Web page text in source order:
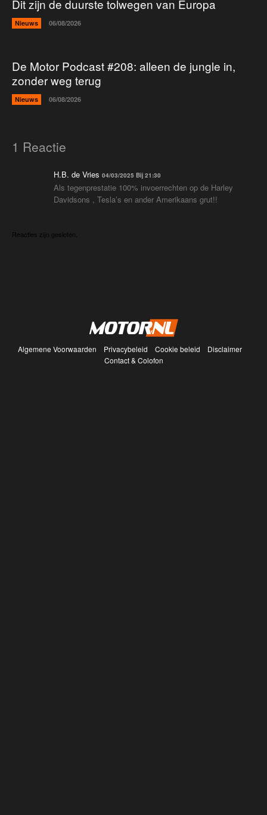
Dit zijn de duurste tolwegen van Europa
Nieuws 06/08/2026
De Motor Podcast #208: alleen de jungle in,
zonder weg terug
Nieuws 06/08/2026
1 Reactie
H.B. de Vries 04/03/2025 Bij 21:30
Als tegenprestatie 100% invoerrechten op de Harley
Davidsons , Tesla’s en ander Amerikaans grut!!
Reacties zijn gesloten.
Algemene Voorwaarden Privacybeleid Cookie beleid
Disclaimer
Contact & Colofon